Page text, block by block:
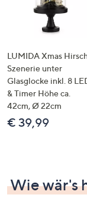
LUMIDA Xmas
Szenerie unter
Glasglocke inkl. 8
& Timer Höhe ca.
42cm, Ø 22cm
€ 39,99
Wie wär's